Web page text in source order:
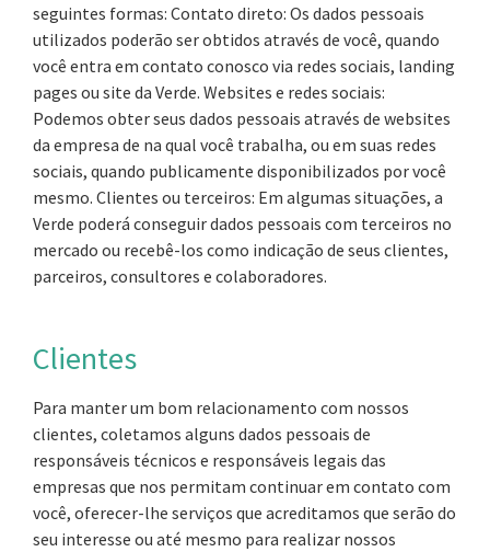
seguintes formas: Contato direto: Os dados pessoais
utilizados poderão ser obtidos através de você, quando
você entra em contato conosco via redes sociais, landing
pages ou site da Verde. Websites e redes sociais:
Podemos obter seus dados pessoais através de websites
da empresa de na qual você trabalha, ou em suas redes
sociais, quando publicamente disponibilizados por você
mesmo. Clientes ou terceiros: Em algumas situações, a
Verde poderá conseguir dados pessoais com terceiros no
mercado ou recebê-los como indicação de seus clientes,
parceiros, consultores e colaboradores.
Clientes
Para manter um bom relacionamento com nossos
clientes, coletamos alguns dados pessoais de
responsáveis técnicos e responsáveis legais das
empresas que nos permitam continuar em contato com
você, oferecer-lhe serviços que acreditamos que serão do
seu interesse ou até mesmo para realizar nossos